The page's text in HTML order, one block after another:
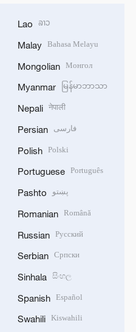
Lao ລາວ
Malay Bahasa Melayu
Mongolian Монгол
Myanmar မြန်မာဘာသာ
Nepali नेपाली
Persian فارسی
Polish Polski
Portuguese Português
Pashto پښتو
Romanian Română
Russian Русский
Serbian Српски
Sinhala සිංහල
Spanish Español
Swahili Kiswahili